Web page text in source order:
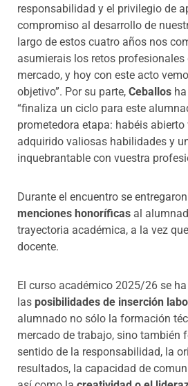
responsabilidad y el privilegio de
compromiso al desarrollo de
largo de estos cuatro años nos
asumierais los retos profesionales
mercado, y hoy con este acto
objetivo”. Por su parte, Ceballos
“finaliza un ciclo para este
prometedora etapa: habéis
adquirido valiosas habilidades y
inquebrantable con vuestra
Durante el encuentro se entregaron
menciones honoríficas al
trayectoria académica, a la vez
docente.
El curso académico 2025/26 se
las posibilidades de inserción
alumnado no sólo la formación
mercado de trabajo, sino también
sentido de la responsabilidad, la
resultados, la capacidad de